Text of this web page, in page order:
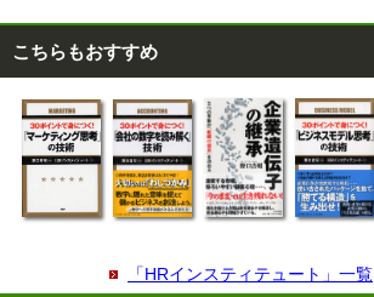
こちらもおすすめ
「HRインスティテュート」一覧